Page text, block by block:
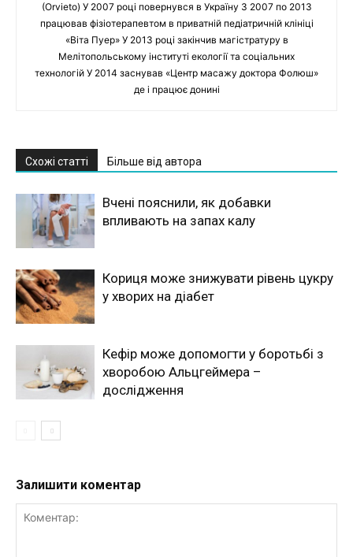
(Orvieto) У 2007 році повернувся в Україну З 2007 по 2013
працював фізіотерапевтом в приватній педіатричній клініці
«Віта Пуер» У 2013 році закінчив магістратуру в
Мелітопольському інституті екології та соціальних
технологій У 2014 заснував «Центр масажу доктора Фолюш»
де і працює донині
Схожі статті Більше від автора
Вчені пояснили, як добавки
впливають на запах калу
Кориця може знижувати рівень цукру
у хворих на діабет
Кефір може допомогти у боротьбі з
хворобою Альцгеймера –
дослідження
Залишити коментар